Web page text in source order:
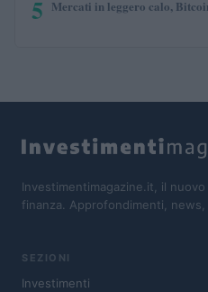
5 Mercati in leggero calo,
Investimentimagazine.it, il
finanza. Approfondimenti,
SEZIONI
Investimenti